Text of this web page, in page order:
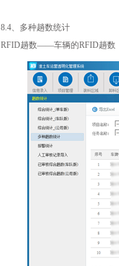
8.4、多种趟数统计
RFID趟数——车辆的RFID趟数